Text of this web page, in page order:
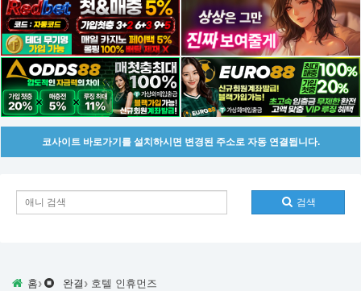
코사이트 바로가기를 설치하시면 변경된 주소로 자동 연결됩니다.
검색
홈› 완결 › 호텔 인휴먼즈